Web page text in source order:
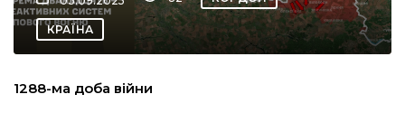
КРАЇНА
1288-ма доба війни